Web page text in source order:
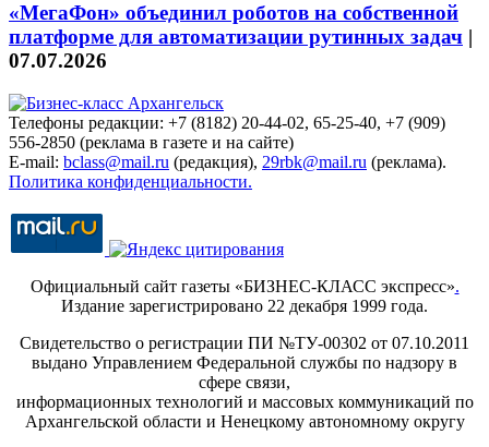
«МегаФон» объединил роботов на собственной
платформе для автоматизации рутинных задач |
07.07.2026
Телефоны редакции: +7 (8182) 20-44-02, 65-25-40, +7 (909)
556-2850 (реклама в газете и на сайте)
E-mail: bclass@mail.ru (редакция), 29rbk@mail.ru (реклама).
Политика конфиденциальности.
Официальный сайт газеты «БИЗНЕС-КЛАСС экспресс».
Издание зарегистрировано 22 декабря 1999 года.
Свидетельство о регистрации ПИ №ТУ-00302 от 07.10.2011
выдано Управлением Федеральной службы по надзору в
сфере связи,
информационных технологий и массовых коммуникаций по
Архангельской области и Ненецкому автономному округу